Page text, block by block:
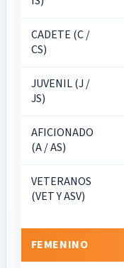
CADETE (C /
CS)
JUVENIL (J /
JS)
AFICIONADO
(A / AS)
VETERANOS
(VET Y ASV)
FEMENINO